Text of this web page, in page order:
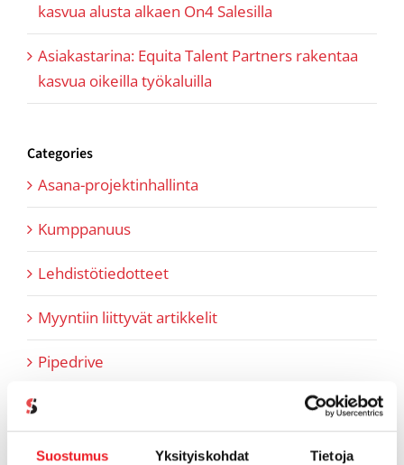
Suostumus Yksityiskohdat Tietoja
kasvua alusta alkaen On4 Salesilla
Asiakastarina: Equita Talent Partners rakentaa
kasvua oikeilla työkaluilla
Categories
Asana-projektinhallinta
Kumppanuus
Lehdistötiedotteet
Myyntiin liittyvät artikkelit
Pipedrive
SaaS-aiheiset artikkelit